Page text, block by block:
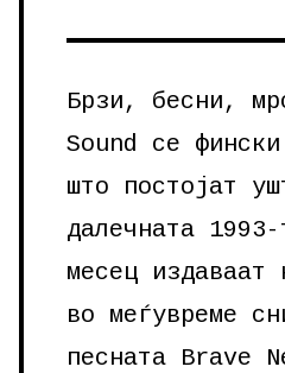
Брзи, бесни,
Sound се
што постојат
далечната
месец
во меѓувреме
песната Brave